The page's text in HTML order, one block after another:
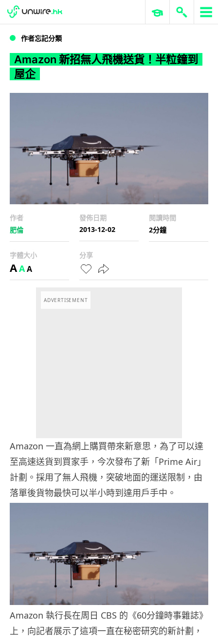
Amazon 新招無人飛機送貨！半粒鐘到屋企
WWDC 2026 ERP 與商業 AI
作者忘記分類
Amazon 新招無人飛機送貨！半粒鐘到
屋企
作者
肥倫
發佈日期
2013-12-02
閱讀時間
2分鐘
字體大小
AAA
分享
ADVERTISEMENT
Amazon 一直為網上購買帶來新意思，為了可以達
至高速送貨到買家手，今次發布了新「Prime Air」
計劃。採用了無人飛機，突破地面的運送限制，由
落單後貨物最快可以半小時到達用戶手中。
Amazon 執行長在周日 CBS 的《60分鐘時事雜誌》
上，向記者展示了這項一直在秘密研究的新計劃，